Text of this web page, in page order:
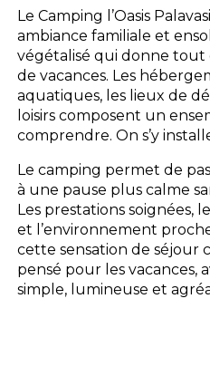
Le Camping l’Oasis
ambiance familiale et
végétalisé qui donne tout
de vacances. Les
aquatiques, les lieux de
loisirs composent un
comprendre. On s’y
Le camping permet de
à une pause plus calme
Les prestations soignées,
et l’environnement
cette sensation de séjour
pensé pour les vacances,
simple, lumineuse et